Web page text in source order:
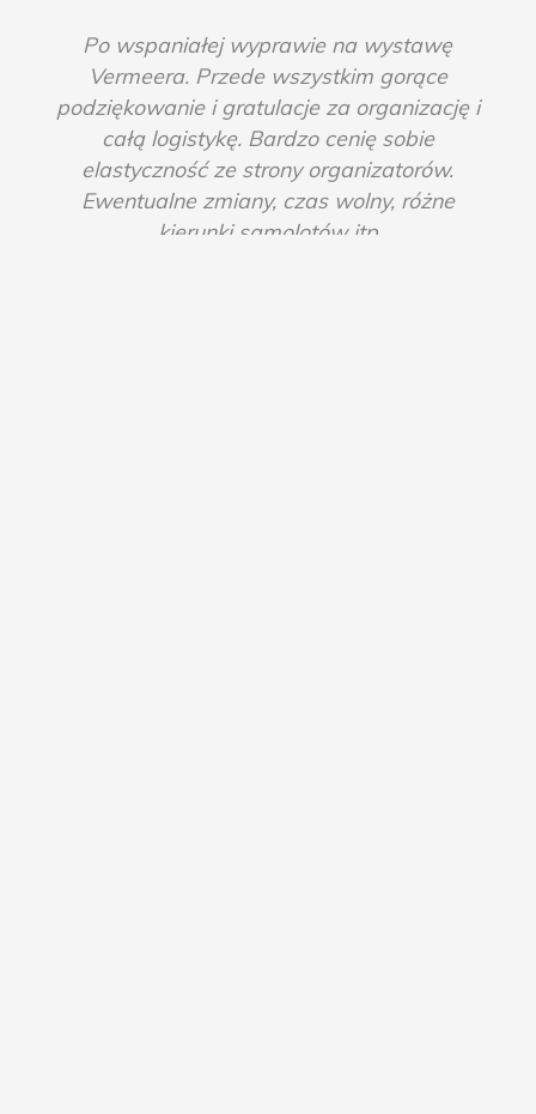
Po wspaniałej wyprawie na wystawę
Vermeera. Przede wszystkim gorące
podziękowanie i gratulacje za organizację i
całą logistykę. Bardzo cenię sobie
elastyczność ze strony organizatorów.
Ewentualne zmiany, czas wolny, różne
kierunki samolotów itp